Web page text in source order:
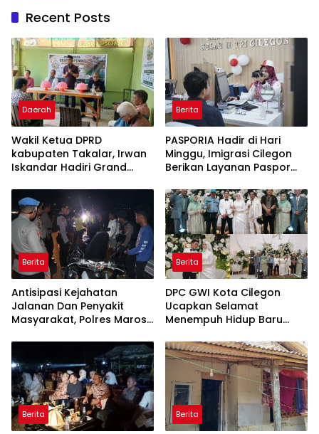
Recent Posts
Daerah
Wakil Ketua DPRD
kabupaten Takalar, Irwan
Iskandar Hadiri Grand
Pertama di Takalar,
Melayani Terapis Gratis
untuk Pasien Dhuafa dan
umum.
Berita
PASPORIA Hadir di Hari
Minggu, Imigrasi Cilegon
Berikan Layanan Paspor
Gratis
Berita
Antisipasi Kejahatan
Jalanan Dan Penyakit
Masyarakat, Polres Maros
Kondusif
Berita
DPC GWI Kota Cilegon
Ucapkan Selamat
Menempuh Hidup Baru
Tuanku Ihza Kemalsya
Damanik
Berita Berita